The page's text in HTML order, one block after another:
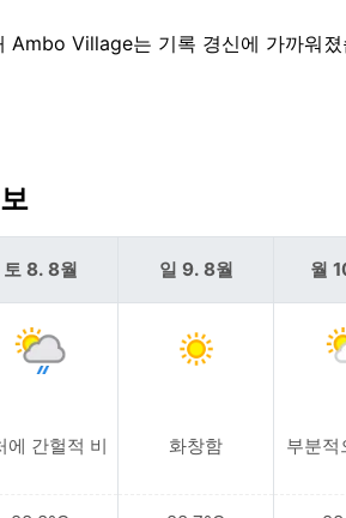
Village는 기록 경신에 가까워
토 8. 8월
에 간헐적 비
일 9. 8월
화창함
월
부분적